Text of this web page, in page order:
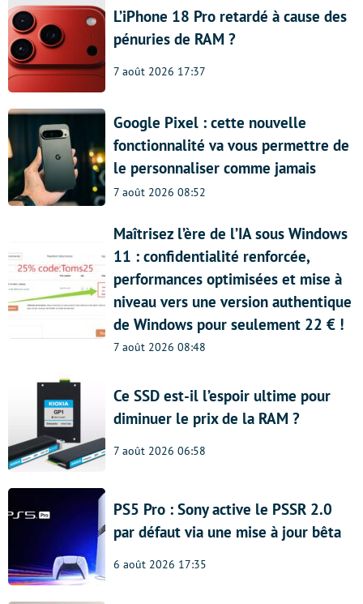
L’iPhone 18 Pro retardé à cause des
pénuries de RAM ?
7 août 2026 17:37
Google Pixel : cette nouvelle
fonctionnalité va vous permettre de
le personnaliser comme jamais
7 août 2026 08:52
Maîtrisez l’ère de l’IA sous Windows
11 : confidentialité renforcée,
performances optimisées et mise à
niveau vers une version authentique
de Windows pour seulement 22 € !
7 août 2026 08:48
Ce SSD est-il l’espoir ultime pour
diminuer le prix de la RAM ?
7 août 2026 06:58
PS5 Pro : Sony active le PSSR 2.0
par défaut via une mise à jour bêta
6 août 2026 17:35